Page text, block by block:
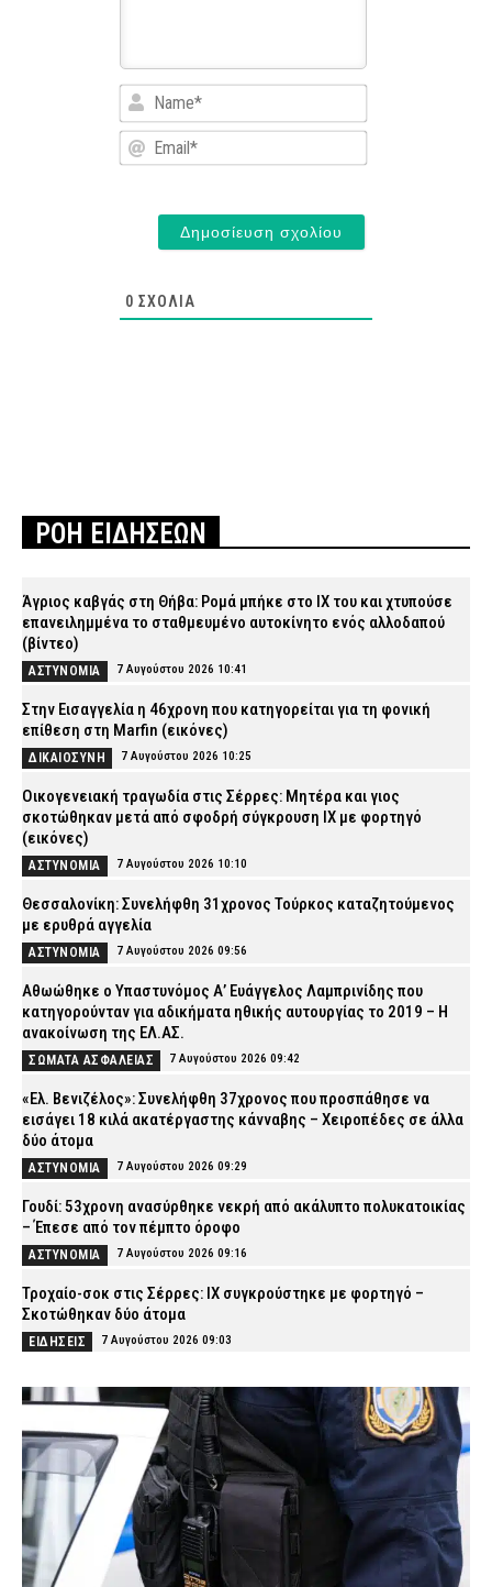
Name*
Email*
0 ΣΧΌΛΙΑ
ΡΟΗ ΕΙΔΗΣΕΩΝ
Άγριος καβγάς στη Θήβα: Ρομά μπήκε στο ΙΧ του και χτυπούσε
επανειλημμένα το σταθμευμένο αυτοκίνητο ενός αλλοδαπού
(βίντεο)
ΑΣΤΥΝΟΜΙΑ 7 Αυγούστου 2026 10:41
Στην Εισαγγελία η 46χρονη που κατηγορείται για τη φονική
επίθεση στη Marfin (εικόνες)
ΔΙΚΑΙΟΣΥΝΗ 7 Αυγούστου 2026 10:25
Οικογενειακή τραγωδία στις Σέρρες: Μητέρα και γιος
σκοτώθηκαν μετά από σφοδρή σύγκρουση ΙΧ με φορτηγό
(εικόνες)
ΑΣΤΥΝΟΜΙΑ 7 Αυγούστου 2026 10:10
Θεσσαλονίκη: Συνελήφθη 31χρονος Τούρκος καταζητούμενος
με ερυθρά αγγελία
ΑΣΤΥΝΟΜΙΑ 7 Αυγούστου 2026 09:56
Αθωώθηκε ο Υπαστυνόμος Α’ Ευάγγελος Λαμπρινίδης που
κατηγορούνταν για αδικήματα ηθικής αυτουργίας το 2019 – Η
ανακοίνωση της ΕΛ.ΑΣ.
ΣΩΜΑΤΑ ΑΣΦΑΛΕΙΑΣ 7 Αυγούστου 2026 09:42
«Ελ. Βενιζέλος»: Συνελήφθη 37χρονος που προσπάθησε να
εισάγει 18 κιλά ακατέργαστης κάνναβης – Χειροπέδες σε άλλα
δύο άτομα
ΑΣΤΥΝΟΜΙΑ 7 Αυγούστου 2026 09:29
Γουδί: 53χρονη ανασύρθηκε νεκρή από ακάλυπτο πολυκατοικίας
– Έπεσε από τον πέμπτο όροφο
ΑΣΤΥΝΟΜΙΑ 7 Αυγούστου 2026 09:16
Τροχαίο-σοκ στις Σέρρες: ΙΧ συγκρούστηκε με φορτηγό –
Σκοτώθηκαν δύο άτομα
ΕΙΔΗΣΕΙΣ 7 Αυγούστου 2026 09:03
του πατέρα του σε καταψύκτη
ΔΙΚΑΙΟΣΥΝΗ 7 Αυγούστου 2026 08:52
Κίνηση τώρα: Μεγάλες καθυστερήσεις γύρω από το λιμάνι του
Πειραιά (χάρτης)
ΕΙΔΗΣΕΙΣ 7 Αυγούστου 2026 08:37
Πυροσβέστες: «Άμεση άρση της αναστολής των αδειών και
πλήρη αποζημίωση των συναδέλφων που υπέστησαν οικονομική